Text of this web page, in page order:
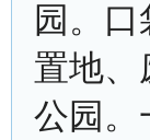
园。
置地、
公园。